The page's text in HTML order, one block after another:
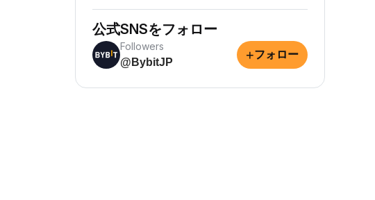
公式SNSをフォロー
Followers
@BybitJP
+フォロー